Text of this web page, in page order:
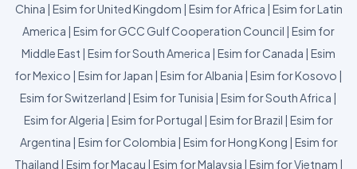
China | Esim for United Kingdom | Esim for Africa | Esim for Latin
America | Esim for GCC Gulf Cooperation Council | Esim for
Middle East | Esim for South America | Esim for Canada | Esim
for Mexico | Esim for Japan | Esim for Albania | Esim for Kosovo |
Esim for Switzerland | Esim for Tunisia | Esim for South Africa |
Esim for Algeria | Esim for Portugal | Esim for Brazil | Esim for
Argentina | Esim for Colombia | Esim for Hong Kong | Esim for
Thailand | Esim for Macau | Esim for Malaysia | Esim for Vietnam |